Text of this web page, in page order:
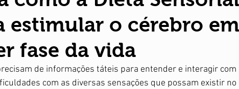
Vida saudável Amamentação Vacinação Inverno
Verão Ansiedade Corona Vírus Covid-19
estimular o cérebro em
fase da vida
de informações táteis para entender e interagir
com as diversas sensações que possam existir